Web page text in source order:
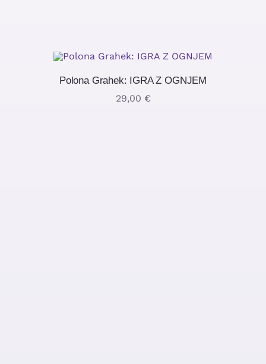
Polona Grahek: IGRA Z OGNJEM
29,00 €